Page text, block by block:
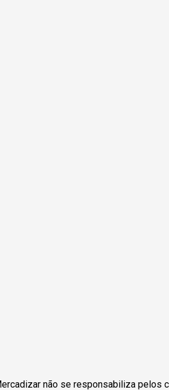
não se responsabiliza pelos